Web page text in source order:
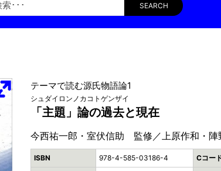
SEARCH
テーマで読む源氏物語論1
シュダイロンノカコトゲンザイ
「主題」論の過去と現在
今西祐一郎・室伏信助 監修／上原作和・
ISBN 978-4-585-03186-4 Cコー